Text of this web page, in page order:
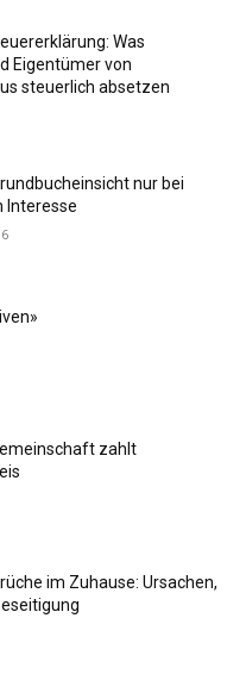
Was
Eigentümer von
steuerlich absetzen
nur bei
Interesse
zahlt
im Zuhause: Ursachen,